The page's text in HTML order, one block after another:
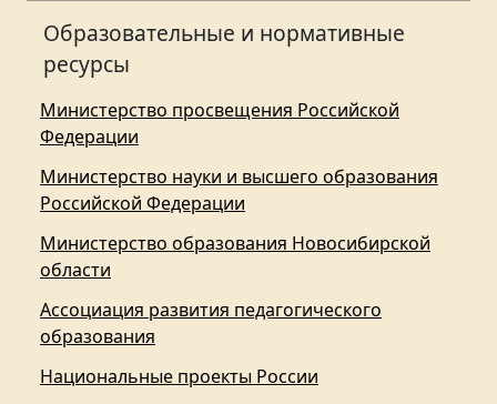
Образовательные и нормативные
ресурсы
Министерство просвещения Российской
Федерации
Министерство науки и высшего образования
Российской Федерации
Министерство образования Новосибирской
области
Ассоциация развития педагогического
образования
Национальные проекты России